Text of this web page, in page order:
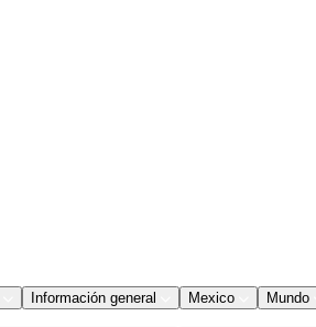
Información general Mexico Mundo